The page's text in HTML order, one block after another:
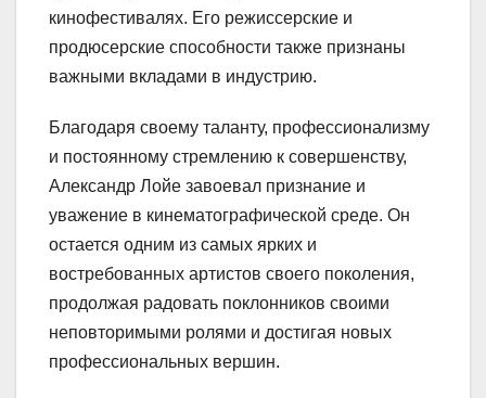
кинофестивалях. Его режиссерские и
продюсерские способности также признаны
важными вкладами в индустрию.
Благодаря своему таланту, профессионализму
и постоянному стремлению к совершенству,
Александр Лойе завоевал признание и
уважение в кинематографической среде. Он
остается одним из самых ярких и
востребованных артистов своего поколения,
продолжая радовать поклонников своими
неповторимыми ролями и достигая новых
профессиональных вершин.